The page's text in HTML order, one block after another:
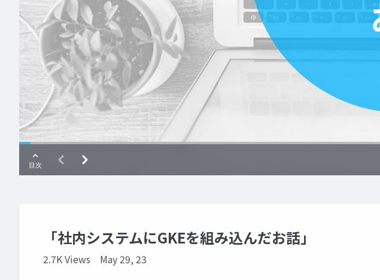
「社内システムにGKEを組み込んだお話」
2.7K Views May 29, 23